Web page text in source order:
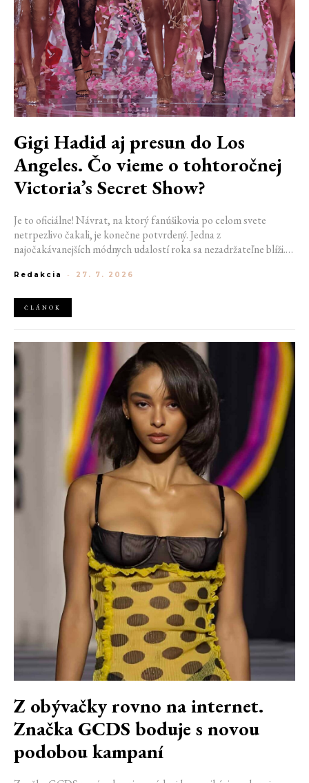
Gigi Hadid aj presun do Los
Angeles. Čo vieme o tohtoročnej
Victoria’s Secret Show?
Je to oficiálne! Návrat, na ktorý fanúšikovia po celom svete
netrpezlivo čakali, je konečne potvrdený. Jedna z
najočakávanejších módnych udalostí roka sa nezadržateľne blíži.
veľké novinky. Organizátori už prezradili miesto konania
prejde po ikonickom móle.
Redakcia - 27. 7. 2026
ČLÁNOK
Z obývačky rovno na internet.
Značka GCDS boduje s novou
podobou kampaní